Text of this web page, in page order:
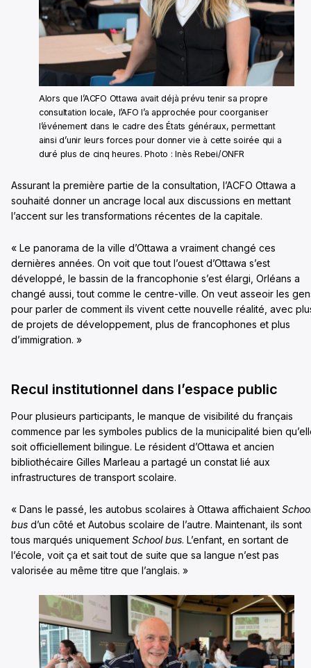
Alors que l’ACFO Ottawa avait déjà prévu tenir sa propre
consultation locale, l’AFO l’a approchée pour coorganiser
l’événement dans le cadre des États généraux, permettant
ainsi d’unir leurs forces pour donner vie à cette soirée qui a
duré plus de cinq heures. Photo : Inès Rebei/ONFR
Assurant la première partie de la consultation, l’ACFO Ottawa a
souhaité donner un ancrage local aux discussions en mettant
l’accent sur les transformations récentes de la capitale.
« Le panorama de la ville d’Ottawa a vraiment changé ces
dernières années. On voit que tout l’ouest d’Ottawa s’est
développé, le bassin de la francophonie s’est élargi, Orléans a
changé aussi, tout comme le centre-ville. On veut asseoir les
pour parler de comment ils vivent cette nouvelle réalité, avec
de projets de développement, plus de francophones et plus
d’immigration. »
Recul institutionnel dans l’espace public
Pour plusieurs participants, le manque de visibilité du français
commence par les symboles publics de la municipalité bien
soit officiellement bilingue. Le résident d’Ottawa et ancien
bibliothécaire Gilles Marleau a partagé un constat lié aux
infrastructures de transport scolaire.
« Dans le passé, les autobus scolaires à Ottawa affichaient
bus d’un côté et Autobus scolaire de l’autre. Maintenant, ils sont
tous marqués uniquement School bus. L’enfant, en sortant de
l’école, voit ça et sait tout de suite que sa langue n’est pas
valorisée au même titre que l’anglais. »